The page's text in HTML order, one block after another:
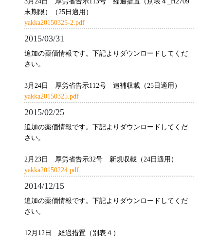
末期限）（25日適用）
yakka20150325-2.pdf
2015/03/31
追加の薬価情報です。下記よりダウンロードしてくだ
さい。
3月24日 厚労省告示112号 追補収載（25日適用）
yakka20150325.pdf
2015/02/25
追加の薬価情報です。下記よりダウンロードしてくだ
さい。
2月23日 厚労省告示32号 新規収載（24日適用）
yakka20150224.pdf
2014/12/15
追加の薬価情報です。下記よりダウンロードしてくだ
さい。
12月12日 経過措置（別表４）